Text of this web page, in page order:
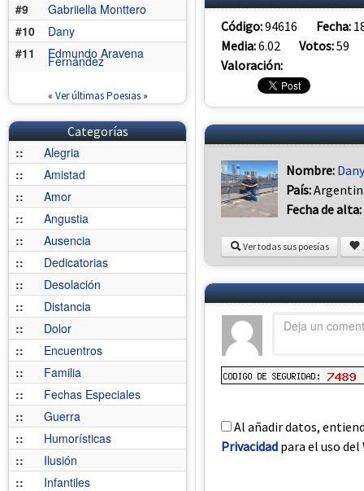
#9
Gabriiella Monttero
#10
Dany
#11
Edmundo Aravena
Fernández
« Ver últimas Poesias»
Categorías
::
Alegria
::
Amistad
::
Amor
::
Angustia
::
Ausencia
::
Dedicatorias
::
Desolación
::
Distancia
::
Dolor
::
Encuentros
::
Familia
::
Fechas Especiales
::
Guerra
::
Humorísticas
::
Ilusión
::
Infantiles
Código:94616 Fecha:
Media:6.02 Votos:59
Valoración:
Nombre: Dany
País:
Fecha de alta:
Ver todas sus poesías
Al añadir datos,
Privacidad para el uso del